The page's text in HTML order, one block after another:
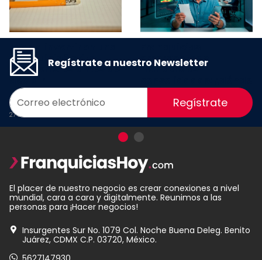
¿Vas a invertir en una
franquicia? Evita
estos errores antes de
decidir
27 Julio 2026
emergentes o
franquicias
está realmente la
oportunidad?
Regístrate a nuestro Newsletter
Regístrate
El placer de nuestro negocio es crear conexiones a nivel
mundial, cara a cara y digitalmente. Reunimos a las
personas para ¡Hacer negocios!
Insurgentes Sur No. 1079 Col. Noche Buena Deleg. Benito
Juárez, CDMX C.P. 03720, México.